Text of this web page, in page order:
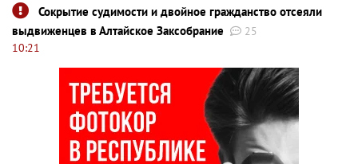
Сокрытие судимости и двойное гражданство отсеяли
выдвиженцев в Алтайское Заксобрание
25
10:21